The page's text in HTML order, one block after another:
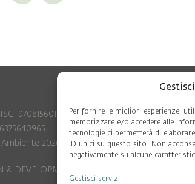
Per fornire le migliori esperienze,
memorizzare e/o accedere alle
tecnologie ci permetterà di
ID unici su questo sito. Non
negativamente su alcune
Gestisci servizi
97081560159
2026
& DEVELOPMENT by